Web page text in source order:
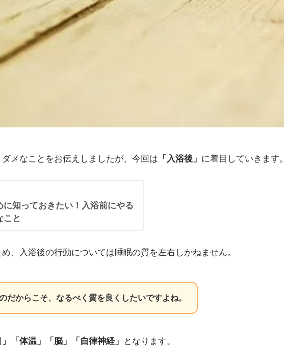
メなことをお伝えしましたが、今回は 「入浴後」 に着目していきます。
に知っておきたい！入浴前にやる
こと
、入浴後の行動については睡眠の質を左右しかねません。
だからこそ、なるべく質を良くしたいですよね。
」「体温」「脳」「自律神経」 となります。